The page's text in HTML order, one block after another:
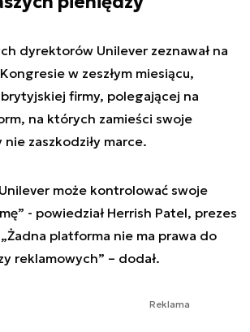
dyrektorów Unilever zeznawał na
w zeszłym miesiącu,
firmy, polegającej na
na których zamieści swoje
nie zaszkodziły marce.
może kontrolować swoje
- powiedział Herrish Patel, prezes
„Żadna platforma nie ma prawa do
reklamowych” – dodał.
Reklama